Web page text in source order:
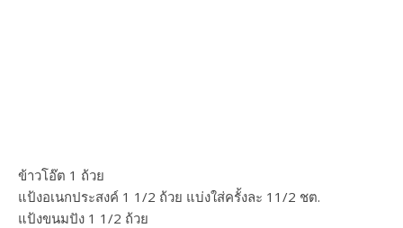
ข้าวโอ๊ต 1 ถ้วย
แป้งอเนกประสงค์ 1 1/2 ถ้วย แบ่งใส่ครั้งละ 11/2 ชต.
แป้งขนมปัง 1 1/2 ถ้วย